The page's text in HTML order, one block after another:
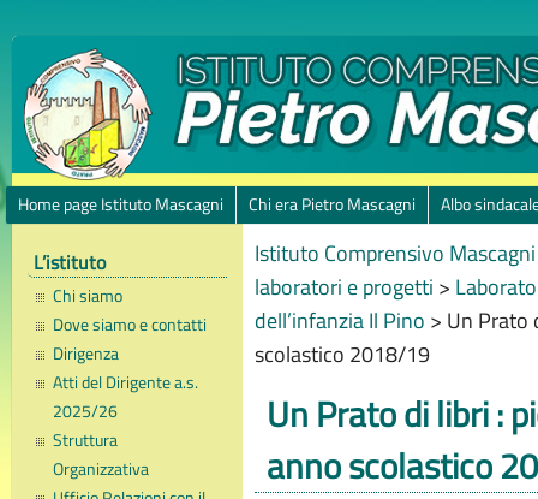
Home page Istituto Mascagni Chi era Pietro Mascagni Albo
L’istituto
Chi siamo
Dove siamo e contatti
Dirigenza
Atti del Dirigente a.s.
2025/26
Struttura
Organizzativa
Istituto Comprensivo
laboratori e progetti >
dell’infanzia Il Pino > Un Prato
scolastico 2018/19
Un Prato di libri :
anno scolastico